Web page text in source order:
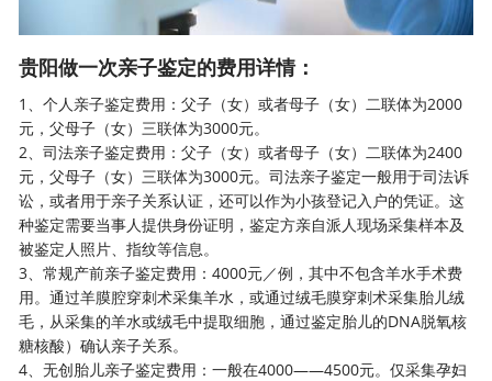
贵阳做一次亲子鉴定的费用详情：
1、个人亲子鉴定费用：父子（女）或者母子（女）二联体为2000
元，父母子（女）三联体为3000元。
2、司法亲子鉴定费用：父子（女）或者母子（女）二联体为2400
元，父母子（女）三联体为3000元。司法亲子鉴定一般用于司法诉
讼，或者用于亲子关系认证，还可以作为小孩登记入户的凭证。这
种鉴定需要当事人提供身份证明，鉴定方亲自派人现场采集样本及
被鉴定人照片、指纹等信息。
3、常规产前亲子鉴定费用：4000元／例，其中不包含羊水手术费
用。通过羊膜腔穿刺术采集羊水，或通过绒毛膜穿刺术采集胎儿绒
毛，从采集的羊水或绒毛中提取细胞，通过鉴定胎儿的DNA脱氧核
糖核酸）确认亲子关系。
4、无创胎儿亲子鉴定费用：一般在4000——4500元。仅采集孕妇